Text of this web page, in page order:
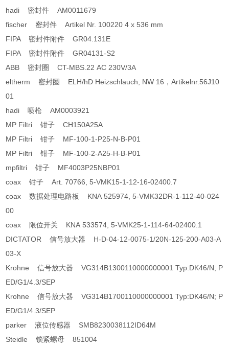
hadi 密封件 AM0011679
fischer 密封件 Artikel Nr. 100220 4 x 536 mm
FIPA 密封件附件 GR04.131E
FIPA 密封件附件 GR04131-S2
ABB 密封圈 CT-MBS.22 AC 230V/3A
eltherm 密封圈 ELH/hD Heizschlauch, NW 16，Artikelnr.56J10
01
hadi 喷枪 AM0003921
MP Filtri 钳子 CH150A25A
MP Filtri 钳子 MF-100-1-P25-N-B-P01
MP Filtri 钳子 MF-100-2-A25-H-B-P01
mpfiltri 钳子 MF­400­3­P25­N­B­P01
coax 钳子 Art. 70766, 5-VMK15-1-12-16-02400.7
coax 数据处理电路板 KNA 525974, 5-VMK32DR-1-112-40-024
00
coax 限位开关 KNA 533574, 5-VMK25-1-114-64-02400.1
DICTATOR 信号放大器 H-D-04-12-0075-1/20N-125-200-A03-A
03-X
Krohne 信号放大器 VG314B1300110000000001 Typ:DK46/N; P
ED/G1/4.3/SEP
Krohne 信号放大器 VG314B1700110000000001 Typ:DK46/N; P
ED/G1/4.3/SEP
parker 液位传感器 SMB8230038112ID64M
Steidle 锁紧螺母 851004